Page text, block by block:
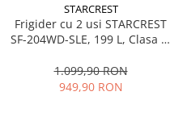
STARCREST
Frigider cu 2 usi STARCREST
SF-204WD-SLE, 199 L, Clasa E,
Termostat Ajustabil, Usi
reversibile, H 143 cm, Argintiu
1.099,90 RON
949,90 RON